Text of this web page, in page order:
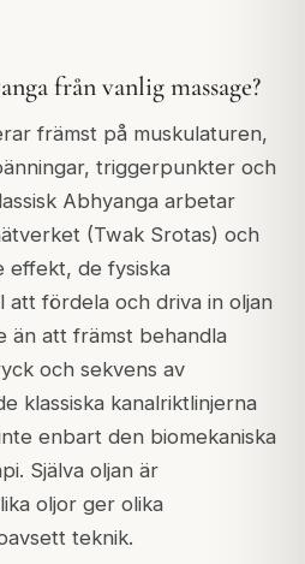
från vanlig massage?
främst på muskulaturen,
triggerpunkter och
Abhyanga arbetar
(Twak Srotas) och
effekt, de fysiska
att fördela och driva in oljan
än att främst behandla
och sekvens av
klassiska kanalriktlinjerna
enbart den biomekaniska
Själva oljan är
oljor ger olika
teknik.